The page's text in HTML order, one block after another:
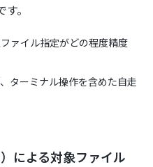
。
ァイル指定がどの程度精度
ターミナル操作を含めた自走
による対象ファイル